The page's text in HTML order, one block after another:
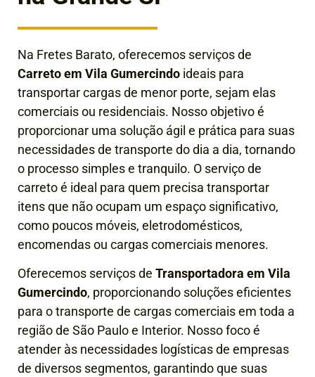
Na Fretes Barato, oferecemos serviços de
Carreto em Vila Gumercindo ideais para
transportar cargas de menor porte, sejam elas
comerciais ou residenciais. Nosso objetivo é
proporcionar uma solução ágil e prática para suas
necessidades de transporte do dia a dia, tornando
o processo simples e tranquilo. O serviço de
carreto é ideal para quem precisa transportar
itens que não ocupam um espaço significativo,
como poucos móveis, eletrodomésticos,
encomendas ou cargas comerciais menores.
Oferecemos serviços de Transportadora em Vila
Gumercindo, proporcionando soluções eficientes
para o transporte de cargas comerciais em toda a
região de São Paulo e Interior. Nosso foco é
atender às necessidades logísticas de empresas
de diversos segmentos, garantindo que suas